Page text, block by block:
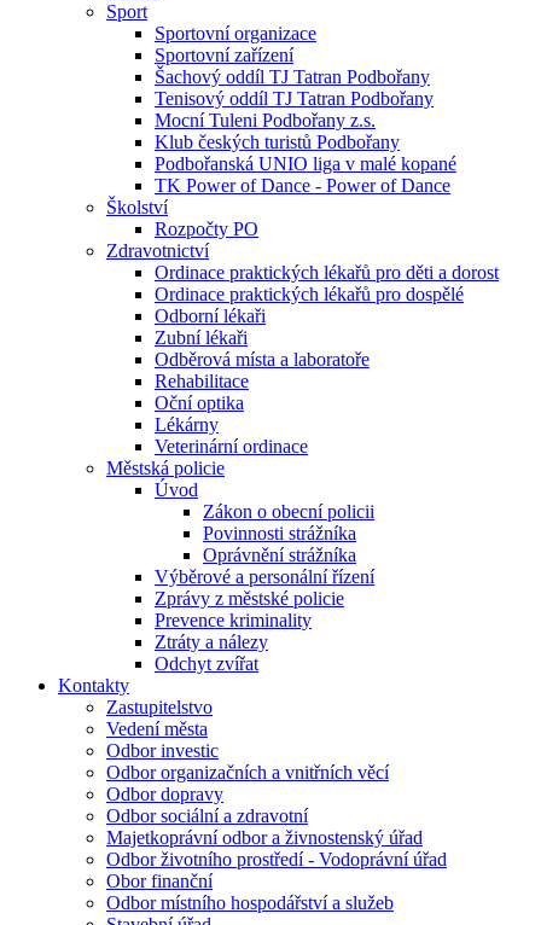
Sport
Sportovní organizace
Sportovní zařízení
Šachový oddíl TJ Tatran Podbořany
Tenisový oddíl TJ Tatran Podbořany
Mocní Tuleni Podbořany z.s.
Klub českých turistů Podbořany
Podbořanská UNIO liga v malé kopané
TK Power of Dance - Power of Dance
Školství
Rozpočty PO
Zdravotnictví
Ordinace praktických lékařů pro děti a dorost
Ordinace praktických lékařů pro dospělé
Odborní lékaři
Zubní lékaři
Odběrová místa a laboratoře
Rehabilitace
Oční optika
Lékárny
Veterinární ordinace
Městská policie
Úvod
Zákon o obecní policii
Povinnosti strážníka
Oprávnění strážníka
Výběrové a personální řízení
Zprávy z městské policie
Prevence kriminality
Ztráty a nálezy
Odchyt zvířat
Kontakty
Zastupitelstvo
Vedení města
Odbor investic
Odbor organizačních a vnitřních věcí
Odbor dopravy
Odbor sociální a zdravotní
Majetkoprávní odbor a živnostenský úřad
Odbor životního prostředí - Vodoprávní úřad
Obor finanční
Odbor místního hospodářství a služeb